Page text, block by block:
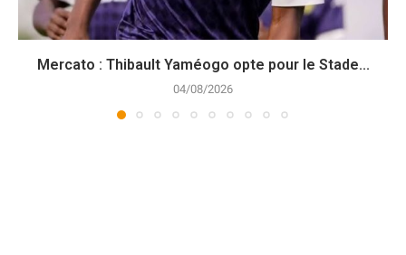
Mercato : Thibault Yaméogo opte pour le Stade...
04/08/2026